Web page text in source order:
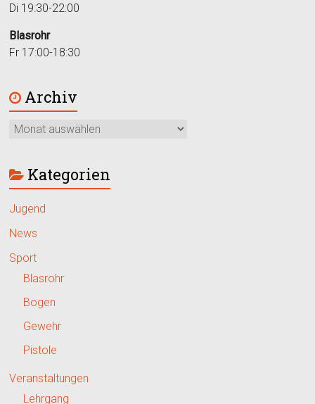
Di 19:30-22:00
Blasrohr
Fr 17:00-18:30
Archiv
Kategorien
Jugend
News
Sport
Blasrohr
Bogen
Gewehr
Pistole
Veranstaltungen
Lehrgang